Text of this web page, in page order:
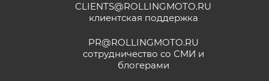
25 июня
Приобрели питбайк сыну в данном салон,
все отлично, сын счастлив. Грамотно
консультируют, спасибо Матвею, на связи
онлайн. Заказали нулевое ТО, доставка
быстрая, салон рекомендую.
CLIENTS@ROLLINGMOTO.RU
клиентская поддержка
PR@ROLLINGMOTO.RU
сотрудничество со СМИ и
блогерами